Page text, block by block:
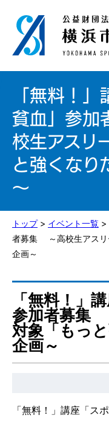
「無料！
貧血」参
校生アスリ
と強くなり
～
トップ> イベント一覧 >
者募集 ～高校生アスリ
企画～
「無料！」
参加者募集
対象「もっ
企画～
「無料！」講座「ス